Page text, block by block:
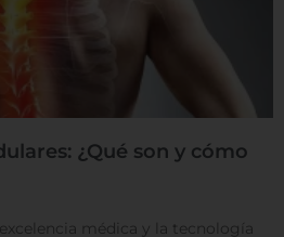
¿Qué son y cómo
médica y la tecnología